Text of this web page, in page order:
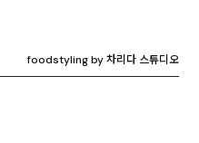
foodstyling by 차리다 스튜디오